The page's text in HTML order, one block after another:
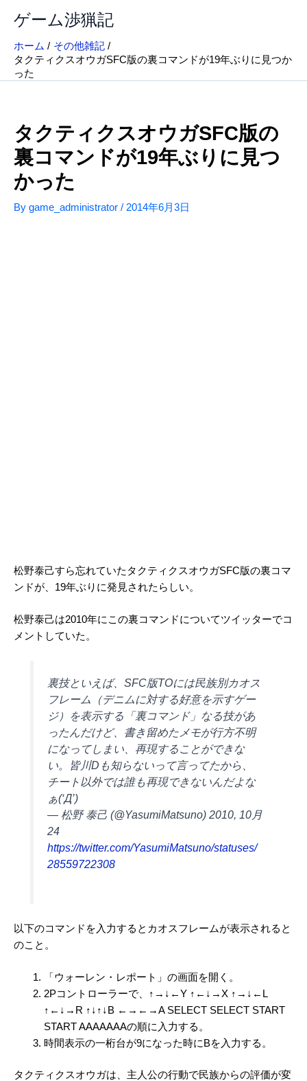
ゲーム渉猟記
ホーム
その他雑記
タクティクスオウガSFC版の裏コマンドが19年ぶりに見つか
った
タクティクスオウガSFC版の
裏コマンドが19年ぶりに見つ
かった
By game_administrator / 2014年6月3日
松野泰己すら忘れていたタクティクスオウガSFC版の裏コマ
ンドが、19年ぶりに発見されたらしい。
松野泰己は2010年にこの裏コマンドについてツイッターでコ
メントしていた。
裏技といえば、SFC版TOには民族別カオス
フレーム（デニムに対する好意を示すゲー
ジ）を表示する「裏コマンド」なる技があ
ったんだけど、書き留めたメモが行方不明
になってしまい、再現することができな
い。皆川Dも知らないって言ってたから、
チート以外では誰も再現できないんだよな
ぁ(‘Д’)
— 松野 泰己 (@YasumiMatsuno) 2010, 10月
24
https://twitter.com/YasumiMatsuno/statuses/
28559722308
以下のコマンドを入力するとカオスフレームが表示されると
のこと。
「ウォーレン・レポート」の画面を開く。
2Pコントローラーで、↑→↓←Y ↑←↓→X ↑→↓←L
↑←↓→R ↑↓↑↓B ←→←→A SELECT SELECT START
START AAAAAAAの順に入力する。
時間表示の一桁台が9になった時にBを入力する。
タクティクスオウガは、主人公の行動で民族からの評価が変